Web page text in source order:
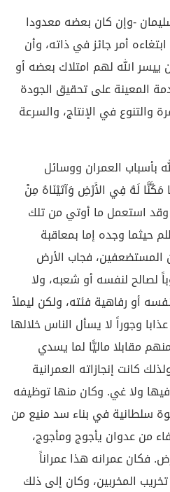
-وإن كان بعضه معدودا
أمر جائز في ذاته، وأن
ييسر الله لهم امتلاك بعضه أو
المعينة على تحقيق الجودة
والتنوع في الإنتاج، والسرعة
بأسباب العمران ووسائل
لَهُ فِي الأَرْضِ وَآتَيْنَاهُ مِنْ
سَبَبًا﴾(الكهف:84). وقد استعمل ما أوتي من تلك
حيثما وجده إما بمعاقبة
المستضعفين، فجاب الأرض
لصالح لنفسه أو شعبه، ولا
أو رفاهية فئته، ولكن ليملأ
وجوراً لا يسأل الناس خلالها
مقابلا ماليًّا لما يسدي
كانت إنجازاته العمرانية
فيها ولا غي. وكان منها توظيفه
سلطانية في بناء سد منيع من
من عدوان يأجوج ومأجوج،
فكان عمرانه هذا عمراناً
المخربين، وكان إلى ذلك